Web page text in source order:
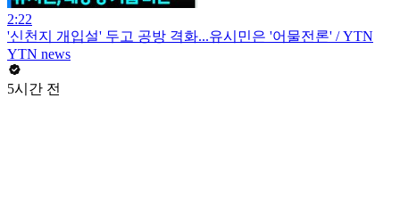
2:22
'신천지 개입설' 두고 공방 격화...유시민은 '어물전론' / YTN
YTN news
5시간 전